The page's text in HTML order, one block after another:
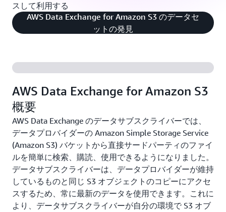
スして利用する
AWS Data Exchange for Amazon S3 のデータセ
ットの発見
AWS Data Exchange for Amazon S3
概要
AWS Data Exchange のデータサブスクライバーでは、
データプロバイダーの Amazon Simple Storage Service
(Amazon S3) バケットから直接サードパーティのファイ
ルを簡単に検索、購読、使用できるようになりました。
データサブスクライバーは、データプロバイダーが維持
しているものと同じ S3 オブジェクトのコピーにアクセ
スするため、常に最新のデータを使用できます。これに
より、データサブスクライバーが自分の環境で S3 オブ